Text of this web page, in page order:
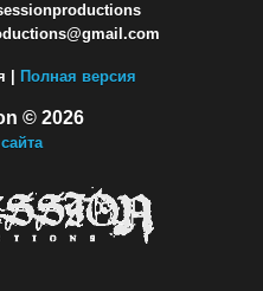
| Полная версия
© 2026